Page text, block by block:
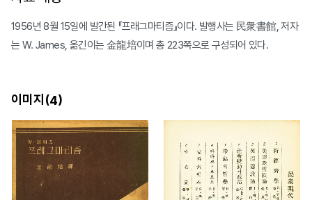
1956년 8월 15일에 발간된 『프래그마티즘』이다. 발행사는 民衆書館, 저자
는 W. James, 옮긴이는 金龍培이며 총 223쪽으로 구성되어 있다.
이미지(4)